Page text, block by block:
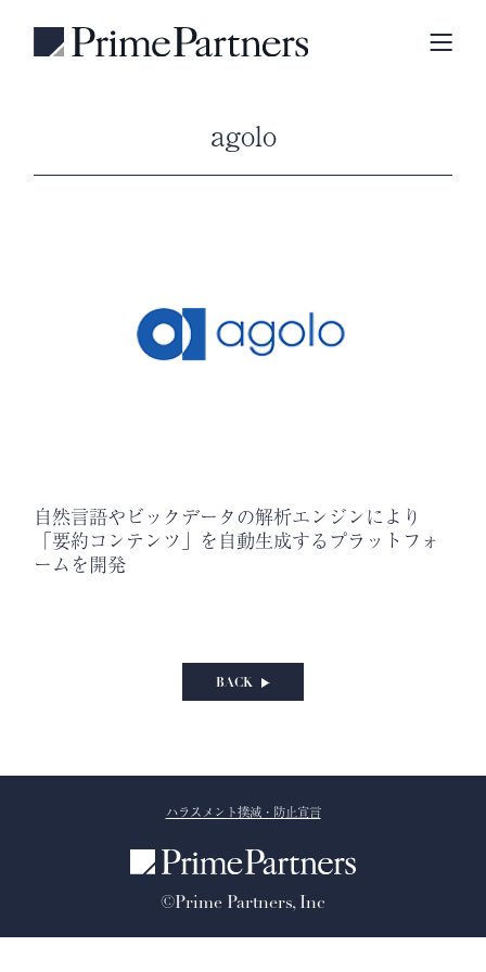
agolo
自然言語やビックデータの解析エンジンにより
「要約コンテンツ」を自動生成するプラットフォ
ームを開発
BACK
ハラスメント撲滅・防止宣言
©Prime Partners, Inc